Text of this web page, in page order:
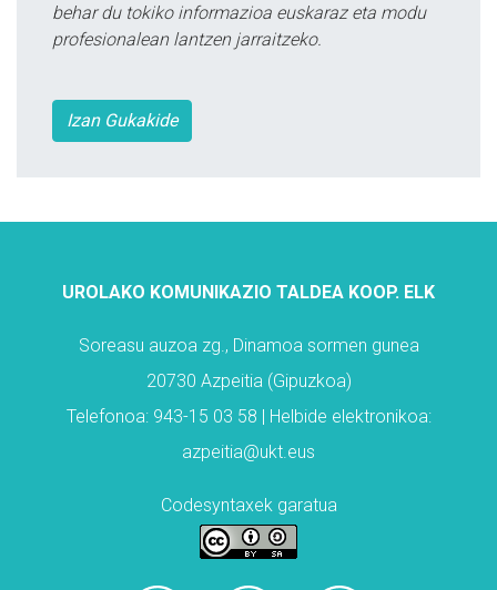
behar du tokiko informazioa euskaraz eta modu
profesionalean lantzen jarraitzeko.
Izan Gukakide
UROLAKO KOMUNIKAZIO TALDEA KOOP. ELK
Soreasu auzoa zg., Dinamoa sormen gunea
20730 Azpeitia (Gipuzkoa)
Telefonoa: 943-15 03 58 | Helbide elektronikoa:
azpeitia@ukt.eus
Codesyntaxek garatua